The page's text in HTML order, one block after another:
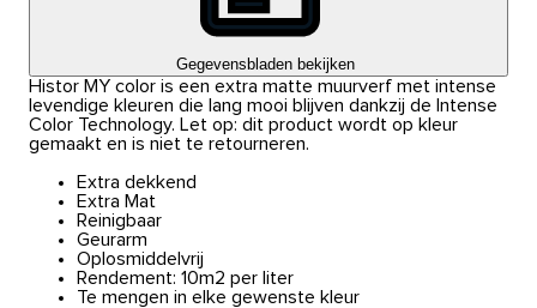
Gegevensbladen bekijken
Histor MY color is een extra matte muurverf met intense
levendige kleuren die lang mooi blijven dankzij de Intense
Color Technology. Let op: dit product wordt op kleur
gemaakt en is niet te retourneren.
Extra dekkend
Extra Mat
Reinigbaar
Geurarm
Oplosmiddelvrij
Rendement: 10m2 per liter
Te mengen in elke gewenste kleur